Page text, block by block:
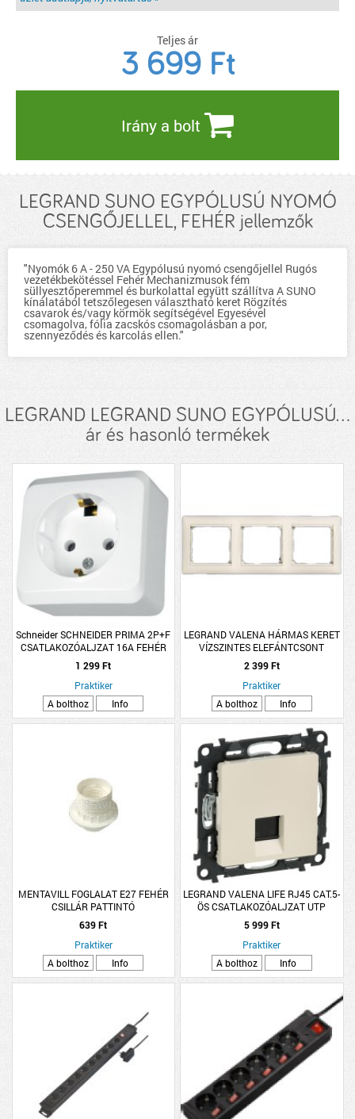
Teljes ár
3 699 Ft
Irány a bolt
LEGRAND SUNO EGYPÓLUSÚ NYOMÓ
CSENGŐJELLEL, FEHÉR jellemzők
"Nyomók 6 A - 250 VA Egypólusú nyomó csengőjellel Rugós
vezetékbekötéssel Fehér Mechanizmusok fém
süllyesztőperemmel és burkolattal együtt szállítva A SUNO
kínálatából tetszőlegesen választható keret Rögzítés
csavarok és/vagy körmök segítségével Egyesével
csomagolva, fólia zacskós csomagolásban a por,
szennyeződés és karcolás ellen."
LEGRAND LEGRAND SUNO EGYPÓLUSÚ...
ár és hasonló termékek
Schneider SCHNEIDER PRIMA 2P+F
CSATLAKOZÓALJZAT 16A FEHÉR
1 299 Ft
Praktiker
A bolthoz
Info
LEGRAND VALENA HÁRMAS KERET
VÍZSZINTES ELEFÁNTCSONT
2 399 Ft
Praktiker
A bolthoz
Info
MENTAVILL FOGLALAT E27 FEHÉR
CSILLÁR PATTINTÓ
639 Ft
Praktiker
A bolthoz
Info
LEGRAND VALENA LIFE RJ45 CAT.5-
ÖS CSATLAKOZÓALJZAT UTP
ELEFÁNTCSONT
5 999 Ft
Praktiker
A bolthoz
Info